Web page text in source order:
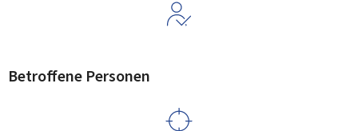
Betroffene Personen